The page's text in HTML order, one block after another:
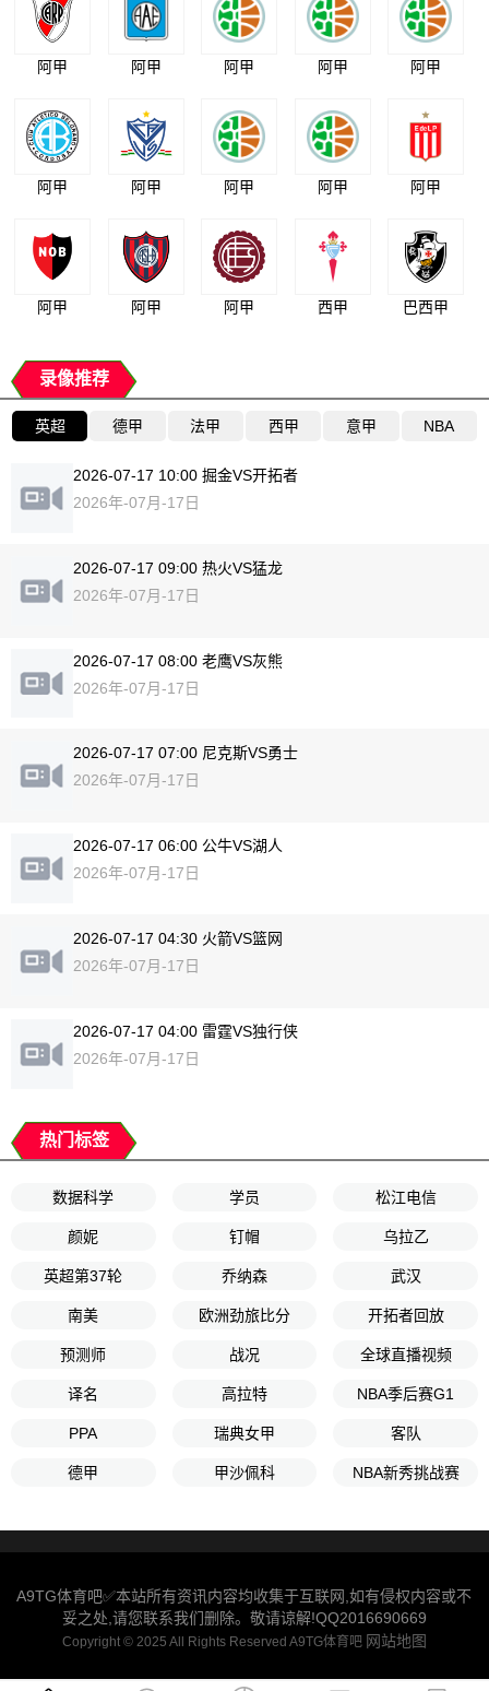
阿甲 阿甲 阿甲 阿甲 阿甲
阿甲 阿甲 阿甲 阿甲 阿甲
阿甲 阿甲 阿甲 西甲 巴西甲
录像推荐
英超 德甲 法甲 西甲 意甲 NBA
2026-07-17 10:00 掘金VS开拓者
2026年-07月-17日
2026-07-17 09:00 热火VS猛龙
2026年-07月-17日
2026-07-17 08:00 老鹰VS灰熊
2026年-07月-17日
2026-07-17 07:00 尼克斯VS勇士
2026年-07月-17日
2026-07-17 06:00 公牛VS湖人
2026年-07月-17日
2026-07-17 04:30 火箭VS篮网
2026年-07月-17日
2026-07-17 04:00 雷霆VS独行侠
2026年-07月-17日
热门标签
数据科学 学员 松江电信
颜妮 钉帽 乌拉乙
英超第37轮 乔纳森 武汉
南美 欧洲劲旅比分 开拓者回放
预测师 战况 全球直播视频
译名 高拉特 NBA季后赛G1
PPA 瑞典女甲 客队
德甲 甲沙佩科 NBA新秀挑战赛
A9TG体育吧✅本站所有资讯内容均收集于互联网,如有侵权内容或不
妥之处,请您联系我们删除。敬请谅解!QQ2016690669
Copyright © 2025 All Rights Reserved A9TG体育吧 网站地图